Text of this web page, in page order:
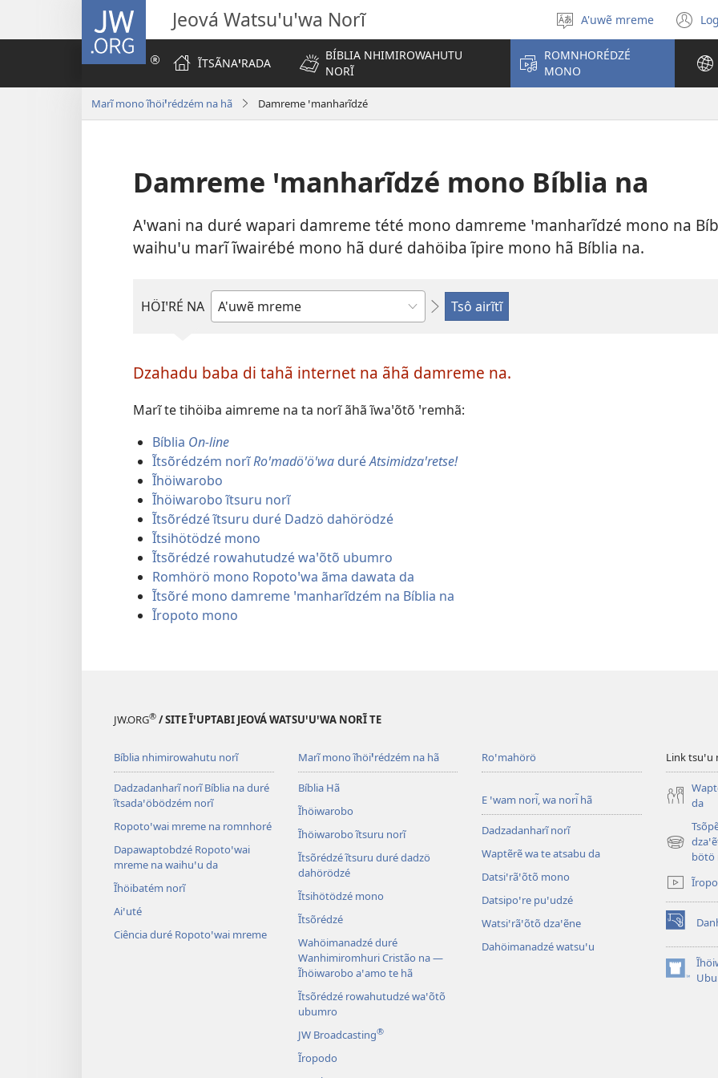
JW.ORG Jeová Watsuꞌuꞌwa Norĩ
Pitsutu
damreme
A'uwẽ mreme
ĨTSÃNAꞌRADA
BÍBLIA NHIMIROWAHUTU
NORĨ
ROMNHORÉDZÉ
MONO
Marĩ mono ĩhöiꞌrédzém na hã Damreme ꞌmanharĩdzé
Damreme ꞌmanharĩdzé mono Bíblia na
Aꞌwani na duré wapari damreme tété mono damreme ꞌmanharĩdzé mono na
waihuꞌu marĩ ĩwairébé mono hã duré dahöiba ĩpire mono hã Bíblia na.
HÖIꞌRÉ NA
Tsihötö
pitsutu
hã
Dzahadu baba di tahã internet na ãhã damreme na.
Marĩ te tihöiba aimreme na ta norĩ ãhã ĩwaꞌõtõ ꞌremhã:
Bíblia On-line
Ĩtsõrédzém norĩRoꞌmadöꞌöꞌwa duréAtsimidzaꞌretse!
Ĩhöiwarobo
Ĩhöiwarobo ĩtsuru norĩ
Ĩtsõrédzé ĩtsuru duré Dadzö dahörödzé
Ĩtsihötödzé mono
Ĩtsõrédzé rowahutudzé waꞌõtõ ubumro
Romhörö mono Ropotoꞌwa ãma dawata da
Ĩtsõré mono damreme ꞌmanharĩdzém na Bíblia na
Ĩropoto mono
JW.ORG® / SITE ĨꞌUPTABI JEOVÁ WATSUꞌUꞌWA NORĨ TE
Bíblia nhimirowahutu norĩ
Dadzadanharĩ norĩ Bíblia na duré
ĩtsadaꞌöbödzém norĩ
Ropotoꞌwai mreme na romnhoré
Dapawaptobdzé Ropotoꞌwai
mreme na waihuꞌu da
Ĩhöibatém norĩ
Aiꞌuté
Ciência duré Ropotoꞌwai mreme
Marĩ mono ĩhöiꞌrédzém na hã
Bíblia Hã
Ĩhöiwarobo
Ĩhöiwarobo ĩtsuru norĩ
Ĩtsõrédzé ĩtsuru duré dadzö
dahörödzé
Ĩtsihötödzé mono
Ĩtsõrédzé
Wahöimanadzé duré
Wanhimiromhuri Cristão na —
Ĩhöiwarobo aꞌamo te hã
Ĩtsõrédzé rowahutudzé waꞌõtõ
ubumro
JW Broadcasting®
Ĩropodo
Roꞌmahörö
E ꞌwam nori̇̃, wa nori̇̃ hã
Dadzadanharĩ norĩ
Waptẽrẽ wa te atsabu da
Datsiꞌrãꞌõtõ mono
Datsipoꞌre puꞌudzé
Watsiꞌrãꞌõtõ dzaꞌẽne
Dahöimanadzé watsuꞌu
Link tsuꞌu
da
bötö
(opens
window)
(opens
new
window)
(opens